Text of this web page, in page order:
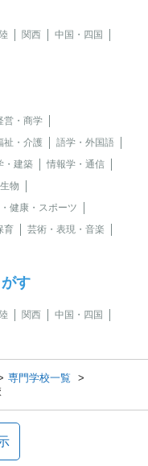
関西
中国・四国
営・商学
祉・介護
語学・外国語
・建築
情報学・通信
物
健康・スポーツ
育
芸術・表現・音楽
す
関西
中国・四国
専門学校一覧